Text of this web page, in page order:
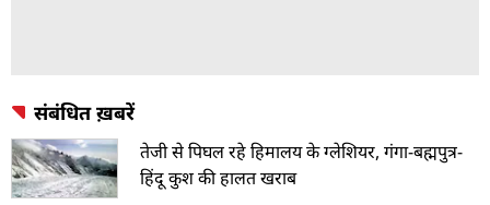
संबंधित ख़बरें
तेजी से पिघल रहे हिमालय के ग्लेशियर, गंगा-बह्मपुत्र-
हिंदू कुश की हालत खराब